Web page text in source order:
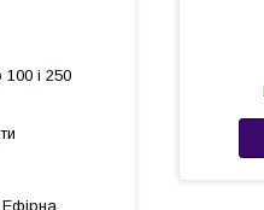
і 250
Ефірна